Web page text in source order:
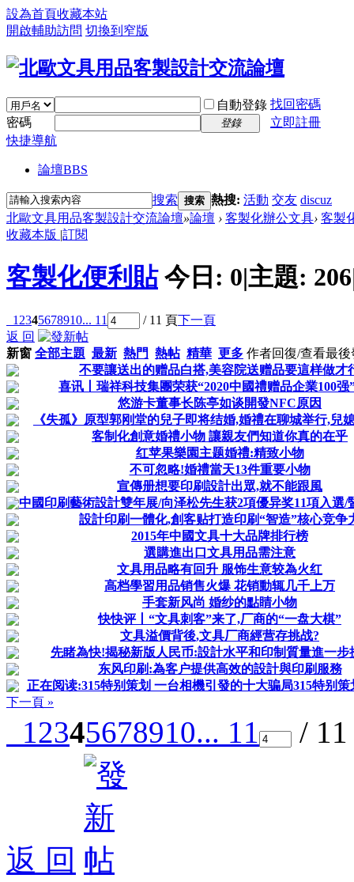
設為首頁收藏本站
開啟輔助訪問 切換到窄版
自動登錄 找回密碼
密碼
登錄
立即註冊
快捷導航
論壇BBS
搜索 搜索 熱搜: 活動 交友 discuz
北歐文具用品客製設計交流論壇»論壇 › 客製化辦公文具› 客製
收藏本版 |訂閱
客製化便利貼 今日: 0|主題: 206
1 2345678910... 11 / 11 頁下一頁
返 回
新窗 全部主題 最新 熱門 熱帖 精華 更多 作者回復/查看最後
不要讓送出的赠品白搭,美容院送赠品要這样做才
喜讯丨瑞祥科技集團荣获“2020中國禮赠品企業100强
悠游卡董事长陈亭如谈開發NFC原因
《失孤》原型郭刚堂的兒子即将结婚,婚禮在聊城举行,兒
客制化創意婚禮小物 讓親友們知道你真的在乎
红苹果樂園主题婚禮:精致小物
不可忽略!婚禮當天13件重要小物
宣傳册想要印刷設計出眾,就不能跟風
中國印刷藝術設計雙年展/向泽松先生获2項優异奖11項入選
設計印刷一體化,創客贴打造印刷“智造”核心竞争
2015年中國文具十大品牌排行榜
選購進出口文具用品需注意
文具用品略有回升 服饰生意较為火红
高档學習用品销售火爆 花销動辄几千上万
手套新风尚 婚纱的點睛小物
快快评丨“文具刺客”来了,厂商的“一盘大棋”
文具溢價背後,文具厂商經营存挑战?
先睹為快!揭秘新版人民币:設計水平和印制質量進一步
东风印刷:為客户提供高效的設計與印刷服務
正在阅读:315特别策划 一台相機引發的十大骗局315特别策
下一頁 »
12345678910... 11 /
返 回